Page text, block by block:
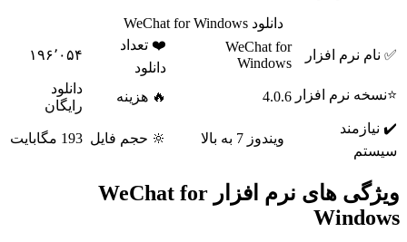
نرم افزار
WeChat for
Windows
❤️ تعداد
۱۹۶٬۰۵۴
نرم افزار 4.0.6 🔥 هزینه
رایگان
ویندوز 7 به بالا 🔆 حجم فایل 193 مگابایت
ویژگی های نرم افزار WeChat for